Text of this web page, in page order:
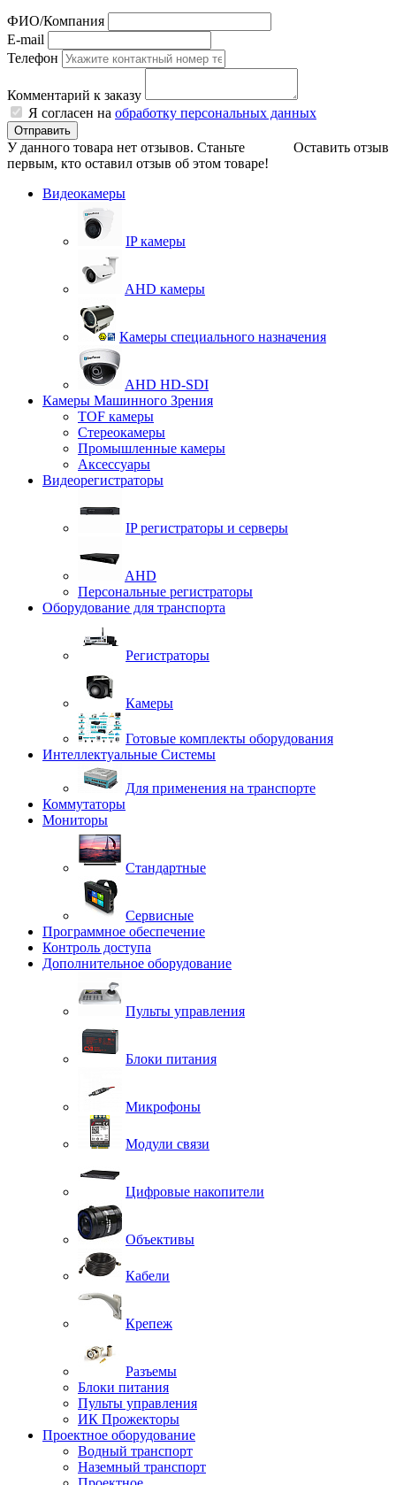
ФИО/Компания
E-mail
Телефон
Комментарий к заказу
Я согласен на обработку персональных данных
Отправить
Оставить отзыв
У данного товара нет отзывов. Станьте
первым, кто оставил отзыв об этом товаре!
Видеокамеры
IP камеры
AHD камеры
Камеры специального назначения
AHD HD-SDI
Камеры Машинного Зрения
TOF камеры
Стереокамеры
Промышленные камеры
Аксессуары
Видеорегистраторы
IP регистраторы и серверы
AHD
Персональные регистраторы
Оборудование для транспорта
Регистраторы
Камеры
Готовые комплекты оборудования
Интеллектуальные Системы
Для применения на транспорте
Коммутаторы
Мониторы
Стандартные
Сервисные
Программное обеспечение
Контроль доступа
Дополнительное оборудование
Пульты управления
Блоки питания
Микрофоны
Модули связи
Цифровые накопители
Объективы
Кабели
Крепеж
Разъемы
Блоки питания
Пульты управления
ИК Прожекторы
Проектное оборудование
Водный транспорт
Наземный транспорт